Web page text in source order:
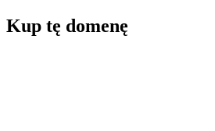
Kup tę domenę